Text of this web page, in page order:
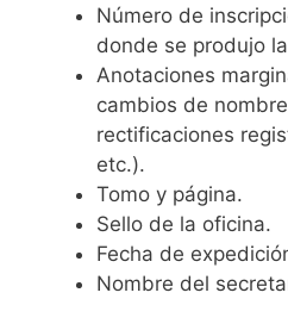
Número de
donde se produjo
Anotaciones
cambios de
rectificaciones
etc.).
Tomo y página.
Sello de la oficina.
Fecha de
Nombre del